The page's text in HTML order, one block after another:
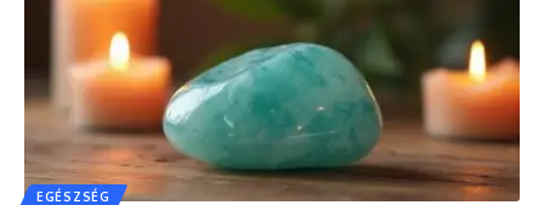
EGÉSZSÉG